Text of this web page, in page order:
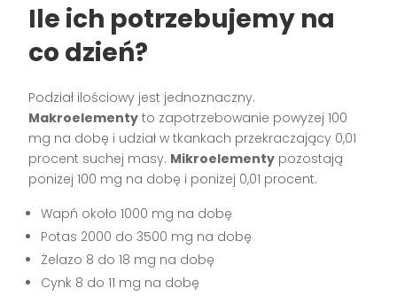
Ile ich potrzebujemy na
co dzień?
Podział ilościowy jest jednoznaczny.
Makroelementy to zapotrzebowanie powyżej 100
mg na dobę i udział w tkankach przekraczający 0,01
procent suchej masy. Mikroelementy pozostają
poniżej 100 mg na dobę i poniżej 0,01 procent.
Wapń około 1000 mg na dobę
Potas 2000 do 3500 mg na dobę
Żelazo 8 do 18 mg na dobę
Cynk 8 do 11 mg na dobę